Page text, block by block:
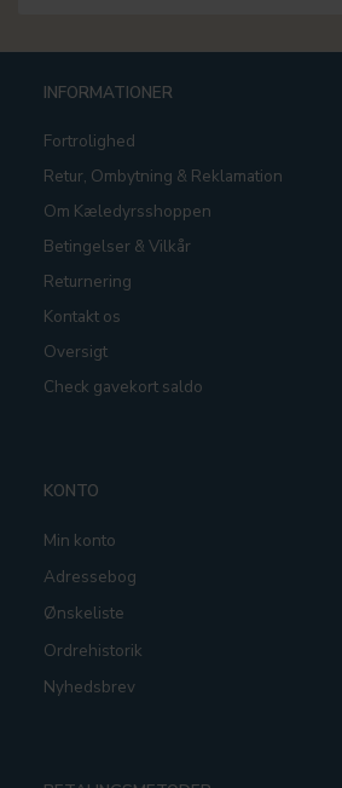
INFORMATIONER
Fortrolighed
Retur, Ombytning & Reklamation
Om Kæledyrsshoppen
Betingelser & Vilkår
Returnering
Kontakt os
Oversigt
Check gavekort saldo
KONTO
Min konto
Adressebog
Ønskeliste
Ordrehistorik
Nyhedsbrev